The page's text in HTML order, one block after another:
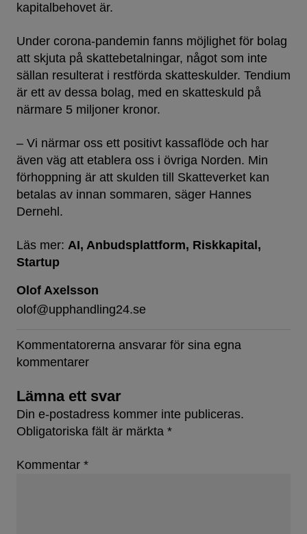
kapitalbehovet är.
Under corona-pandemin fanns möjlighet för bolag
att skjuta på skattebetalningar, något som inte
sällan resulterat i restförda skatteskulder. Tendium
är ett av dessa bolag, med en skatteskuld på
närmare 5 miljoner kronor.
– Vi närmar oss ett positivt kassaflöde och har
även väg att etablera oss i övriga Norden. Min
förhoppning är att skulden till Skatteverket kan
betalas av innan sommaren, säger Hannes
Dernehl.
Läs mer: AI Anbudsplattform Riskkapital
Startup
Olof Axelsson
olof@upphandling24.se
Kommentatorerna ansvarar för sina egna
kommentarer
Lämna ett svar
Din e-postadress kommer inte publiceras.
Obligatoriska fält är märkta *
Kommentar *